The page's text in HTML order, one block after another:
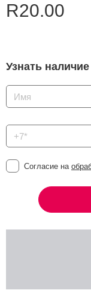
R20.00
Узнать
Согласие на